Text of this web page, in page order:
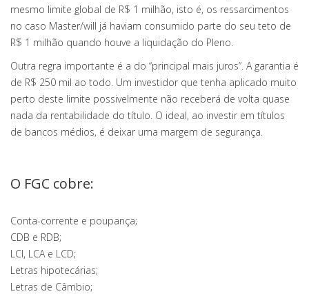
mesmo limite global de R$ 1 milhão, isto é, os ressarcimentos
no caso Master/will já haviam consumido parte do seu teto de
R$ 1 milhão quando houve a liquidação do Pleno.
Outra regra importante é a do “principal mais juros”. A garantia é
de R$ 250 mil ao todo. Um investidor que tenha aplicado muito
perto deste limite possivelmente não receberá de volta quase
nada da rentabilidade do título. O ideal, ao investir em títulos
de bancos médios, é deixar uma margem de segurança.
O FGC cobre:
Conta-corrente e poupança;
CDB e RDB;
LCI, LCA e LCD;
Letras hipotecárias;
Letras de Câmbio;